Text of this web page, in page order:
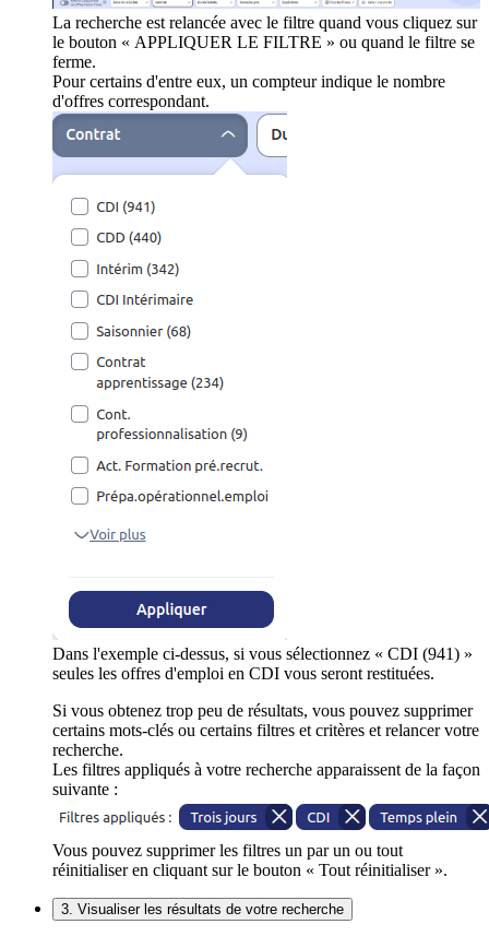
La recherche est relancée avec le filtre quand vous cliquez sur
le bouton « APPLIQUER LE FILTRE » ou quand le filtre se
ferme.
Pour certains d'entre eux, un compteur indique le nombre
d'offres correspondant.
Dans l'exemple ci-dessus, si vous sélectionnez « CDI (941) »
seules les offres d'emploi en CDI vous seront restituées.
Si vous obtenez trop peu de résultats, vous pouvez supprimer
certains mots-clés ou certains filtres et critères et relancer votre
recherche.
Les filtres appliqués à votre recherche apparaissent de la façon
suivante :
Vous pouvez supprimer les filtres un par un ou tout
réinitialiser en cliquant sur le bouton « Tout réinitialiser ».
3. Visualiser les résultats de votre recherche